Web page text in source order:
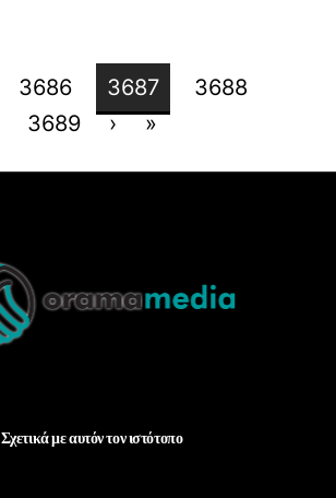
3686 3687
3688
3689
› »
Top
Σχετικά με αυτόν τον ιστότοπο